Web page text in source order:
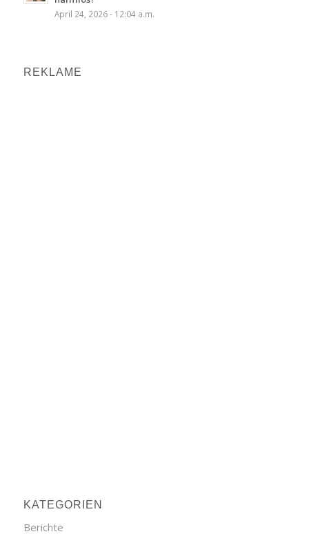
April 24, 2026 - 12:04 a.m.
REKLAME
KATEGORIEN
Berichte